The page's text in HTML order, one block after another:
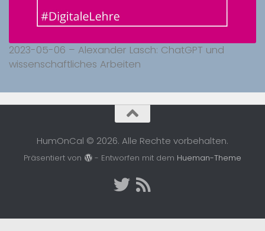
2023-05-06 – Alexander Lasch: ChatGPT und
wissenschaftliches Arbeiten
HumOnCal © 2026. Alle Rechte vorbehalten.
Präsentiert von - Entworfen mit dem Hueman-Theme